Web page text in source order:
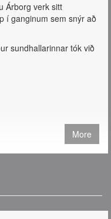
Árborg verk sitt
í ganginum sem snýr að
sundhallarinnar tók við
More